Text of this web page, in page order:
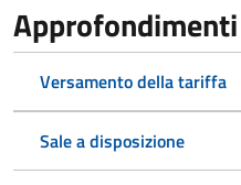
Approfondimenti
Versamento della tariffa
Sale a disposizione